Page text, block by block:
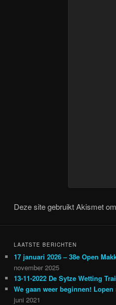
Deze site gebruikt Akismet
LAATSTE BERICHTEN
17 januari 2026 – 38e Open
november 2025
13-11-2022 De Sytze Wetting
We gaan weer beginnen!
juni 2021